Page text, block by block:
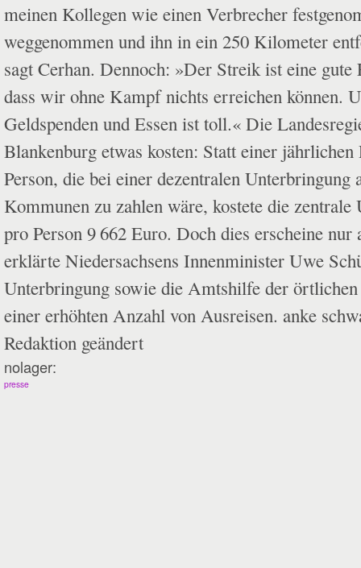
meinen Kollegen wie einen Verbrecher
weggenommen und ihn in ein 250 Kilometer
sagt Cerhan. Dennoch: »Der Streik ist eine
dass wir ohne Kampf nichts erreichen können.
Geldspenden und Essen ist toll.« Die
Blankenburg etwas kosten: Statt einer
Person, die bei einer dezentralen Unterbringung
Kommunen zu zahlen wäre, kostete die
pro Person 9 662 Euro. Doch dies erscheine
erklär­te Niedersachsens Innenminister Uwe
Unterbringung sowie die Amtshilfe der
einer erhöhten Anzahl von Ausreisen. anke
Redaktion geändert
nolager:
presse